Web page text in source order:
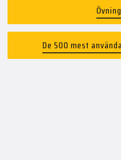
De 500 mest